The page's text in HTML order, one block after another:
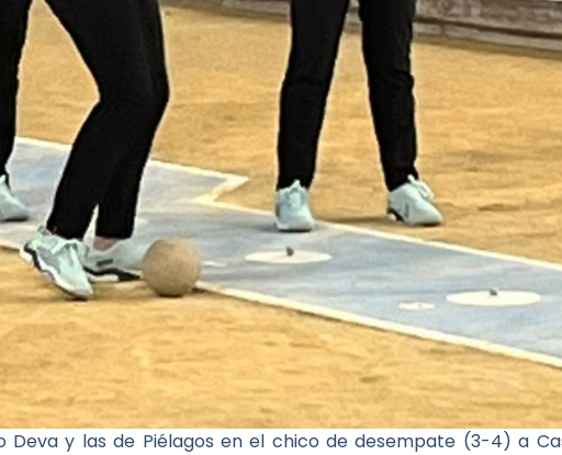
y las de Piélagos en el chico de desempate (3-4) a